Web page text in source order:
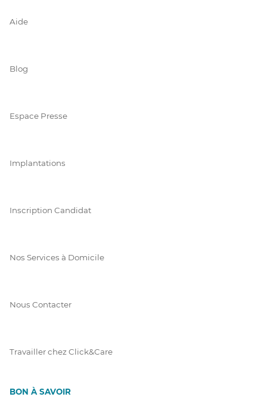
Aide
Blog
Espace Presse
Implantations
Inscription Candidat
Nos Services à Domicile
Nous Contacter
Travailler chez Click&Care
BON À SAVOIR